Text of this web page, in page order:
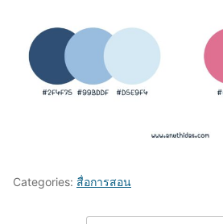
Categories: สื่อการสอน